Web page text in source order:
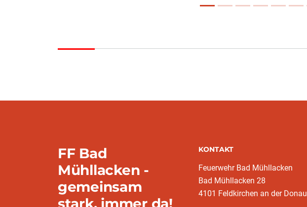
FF Bad
Mühllacken -
gemeinsam
stark, immer da!
KONTAKT
Feuerwehr Bad Mühllacken
Bad Mühllacken 28
4101 Feldkirchen an der Donau